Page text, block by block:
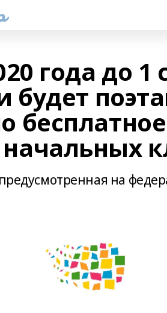
года до 1
будет
на